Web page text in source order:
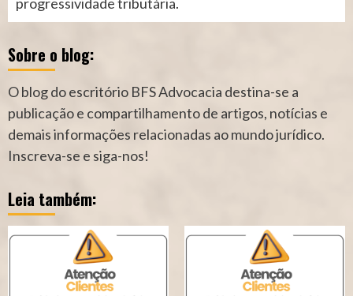
Sobre o blog:
O blog do escritório BFS Advocacia destina-se a
publicação e compartilhamento de artigos, notícias e
demais informações relacionadas ao mundo jurídico.
Inscreva-se e siga-nos!
Leia também: